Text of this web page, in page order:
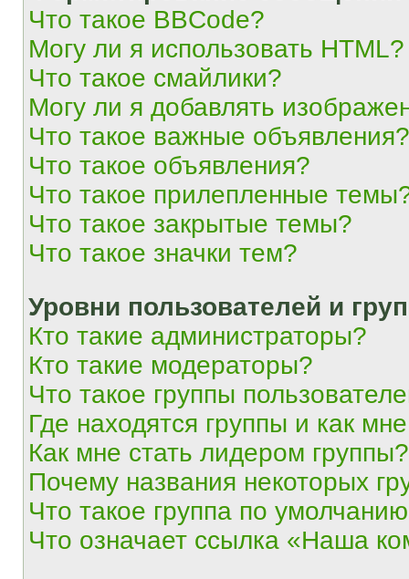
Что такое BBCode?
Могу ли я использовать HTML?
Что такое смайлики?
Могу ли я добавлять
Что такое важные объявления?
Что такое объявления?
Что такое прилепленные
Что такое закрытые темы?
Что такое значки тем?
Уровни пользователей и
Кто такие администраторы?
Кто такие модераторы?
Что такое группы
Где находятся группы и как
Как мне стать лидером группы?
Почему названия некоторых
Что такое группа по
Что означает ссылка «Наша